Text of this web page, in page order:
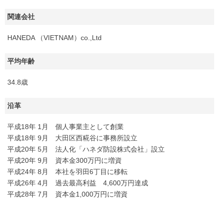
関連会社
HANEDA （VIETNAM）co.,Ltd
平均年齢
34.8歳
沿革
平成18年 1月 個人事業主として創業
平成18年 9月 大田区西糀谷に事務所設立
平成20年 5月 法人化「ハネダ防設株式会社」設立
平成20年 9月 資本金300万円に増資
平成24年 8月 本社を羽田6丁目に移転
平成26年 4月 過去最高利益 4,600万円達成
平成28年 7月 資本金1,000万円に増資